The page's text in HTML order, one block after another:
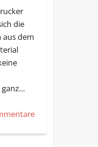
die
aus dem
ganz…